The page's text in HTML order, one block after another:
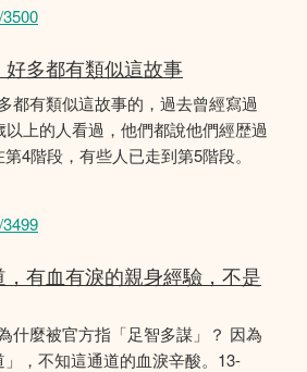
多都有類似這故事
都有類似這故事的，過去曾經寫過
上的人看過，他們都說他們經歴過
4階段，有些人已走到第5階段。
，有血有淚的親身經驗，不是
什麼被官方指「足智多謀」？ 因為
，不知這通道的血淚辛酸。13-